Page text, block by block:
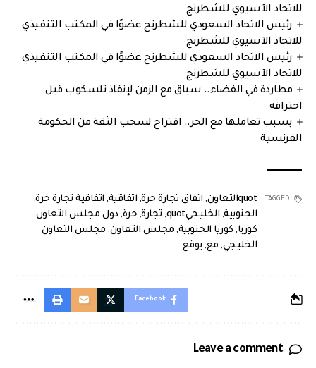
للاتحاد الآسيوي للشطرنج
رئيس الاتحاد السعودي للشطرنج عضوًا في المكتب التنفيذي
للاتحاد الآسيوي للشطرنج
رئيس الاتحاد السعودي للشطرنج عضوًا في المكتب التنفيذي
للاتحاد الآسيوي للشطرنج
مطاردة في الفضاء.. سباق مع الزمن لإنقاذ تلسكوب قبل
احتراقه
بسبب تعاملها مع الحر.. اقتراح لسحب الثقة من الحكومة
الفرنسية
TAGGED: quotالتعاون , اتفاق تجارة حرة, اتفاقية, اتفاقية تجارة حرة,
الجنوبية, الخليجيquot , تجارة, حرة, دول مجلس التعاون,
كوريا, كوريا الجنوبية, مجلس التعاون, مجلس التعاون
الخليجي, مع, يوقع
Facebook
Leave a comment